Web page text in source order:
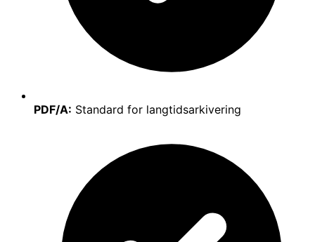
PDF/A: Standard for langtidsarkivering